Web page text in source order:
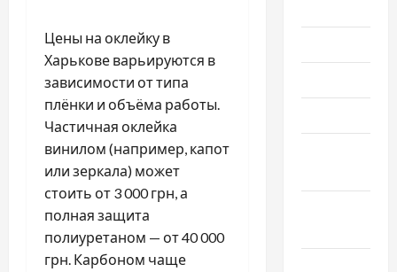
Цены на оклейку в
Харькове варьируются в
зависимости от типа
плёнки и объёма работы.
Частичная оклейка
винилом (например, капот
или зеркала) может
стоить от 3 000 грн, а
полная защита
полиуретаном — от 40 000
грн. Карбоном чаще